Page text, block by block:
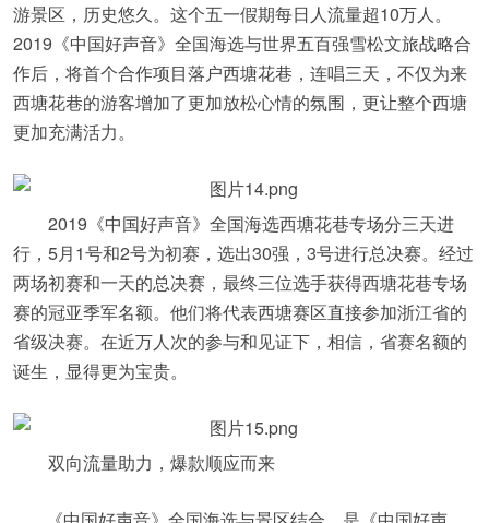
游景区，历史悠久。这个五一假期每日人流量超10万人。
2019《中国好声音》全国海选与世界五百强雪松文旅战略合
作后，将首个合作项目落户西塘花巷，连唱三天，不仅为来
西塘花巷的游客增加了更加放松心情的氛围，更让整个西塘
更加充满活力。
2019《中国好声音》全国海选西塘花巷专场分三天进
行，5月1号和2号为初赛，选出30强，3号进行总决赛。经过
两场初赛和一天的总决赛，最终三位选手获得西塘花巷专场
赛的冠亚季军名额。他们将代表西塘赛区直接参加浙江省的
省级决赛。在近万人次的参与和见证下，相信，省赛名额的
诞生，显得更为宝贵。
双向流量助力，爆款顺应而来